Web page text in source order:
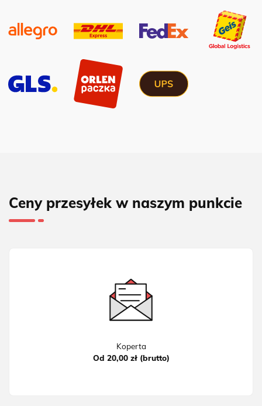
Ceny przesyłek w naszym punkcie
Koperta
Od 20,00 zł (brutto)